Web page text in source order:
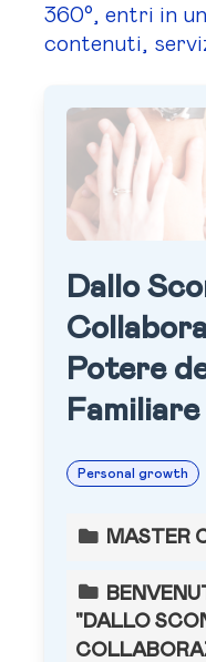
360°, entri in
contenuti,
Dallo
Potere
Familiare
Personal growth
MASTER
"DALLO